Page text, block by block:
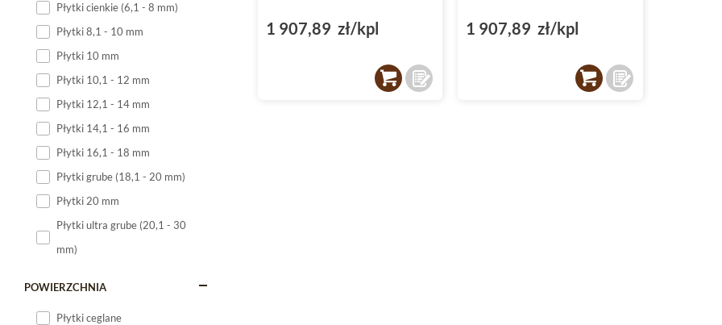
Płytki małe
Płytki cienkie (6,1 - 8 mm)
Płytki 8,1 - 10 mm
Płytki 10 mm
Płytki 10,1 - 12 mm
Płytki 12,1 - 14 mm
Płytki 14,1 - 16 mm
Płytki 16,1 - 18 mm
Płytki grube (18,1 - 20 mm)
Płytki 20 mm
Płytki ultra grube (20,1 - 30
mm)
POWIERZCHNIA
Płytki ceglane
1 907,89 zł/kpl 1 907,89 zł/kpl